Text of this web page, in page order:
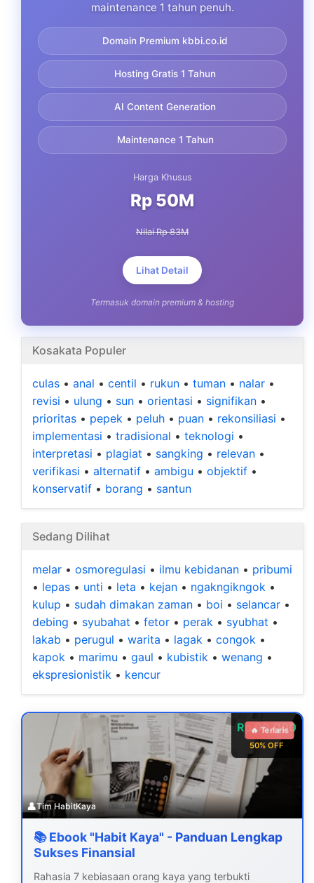
maintenance 1 tahun penuh.
Domain Premium kbbi.co.id
Hosting Gratis 1 Tahun
AI Content Generation
Maintenance 1 Tahun
Harga Khusus
Rp 50M
Nilai Rp 83M
Lihat Detail
Termasuk domain premium & hosting
Kosakata Populer
culas • anal • centil • rukun • tuman • nalar •
revisi • ulung • sun • orientasi • signifikan •
prioritas • pepek • peluh • puan • rekonsiliasi •
implementasi • tradisional • teknologi •
interpretasi • plagiat • sangking • relevan •
verifikasi • alternatif • ambigu • objektif •
konservatif • borang • santun
Sedang Dilihat
melar • osmoregulasi • ilmu kebidanan • pribumi
• lepas • unti • leta • kejan • ngakngikngok •
kulup • sudah dimakan zaman • boi • selancar •
debing • syubahat • fetor • perak • syubhat •
lakab • perugul • warita • lagak • congok •
kapok • marimu • gaul • kubistik • wenang •
ekspresionistik • kencur
Rp 99.000
50% OFF
🔥 Terlaris
👤Tim HabitKaya
📚 Ebook "Habit Kaya" - Panduan Lengkap
Sukses Finansial
Rahasia 7 kebiasaan orang kaya yang terbukti